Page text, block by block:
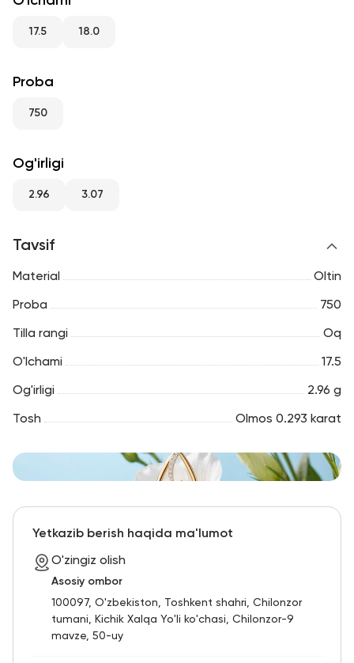
17.5 18.0
Proba
750
Og'irligi
2.96 3.07
Tavsif
Material Oltin
Proba 750
Tilla rangi Oq
O'lchami 17.5
Og'irligi 2.96 g
Tosh Olmos 0.293 karat
Yetkazib berish haqida ma'lumot
O'zingiz olish
Asosiy ombor
100097, O'zbekiston, Toshkent shahri, Chilonzor
tumani, Kichik Xalqa Yo'li ko'chasi, Chilonzor-9
mavze, 50-uy